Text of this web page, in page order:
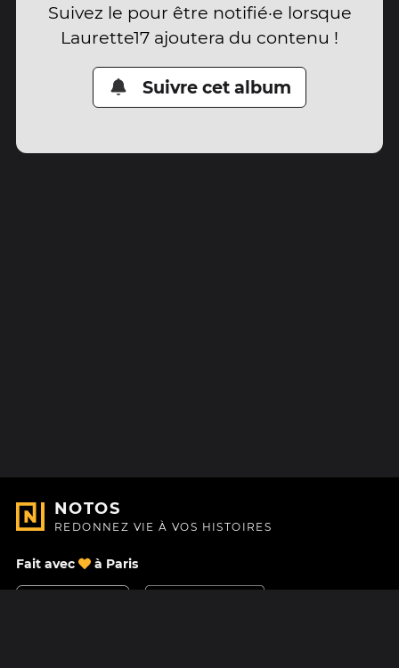
Suivez le pour être notifié·e lorsque
Laurette17 ajoutera du contenu !
Suivre cet album
NOTOS
REDONNEZ VIE À VOS HISTOIRES
Fait avec à Paris